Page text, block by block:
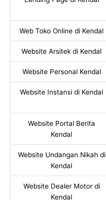
Web Toko Online di Kendal
Website Arsitek di Kendal
Website Personal Kendal
Website Instansi di Kendal
Website Portal Berita
Kendal
Website Undangan Nikah di
Kendal
Website Dealer Motor di
Kendal